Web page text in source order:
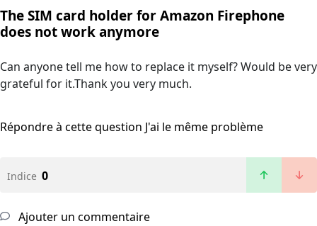
The SIM card holder for Amazon Firephone
does not work anymore
Can anyone tell me how to replace it myself? Would be very
grateful for it.Thank you very much.
Répondre à cette question J'ai le même problème
Indice 0
Ajouter un commentaire